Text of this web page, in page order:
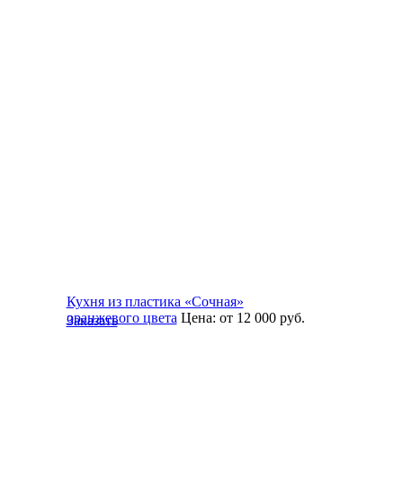
Кухня из пластика «Сочная»
оранжевого цвета Цена: от 12 000руб.
Заказать